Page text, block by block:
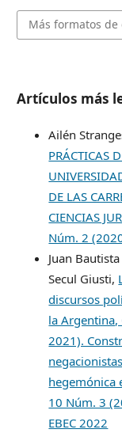
Más formatos de
Artículos más
Ailén
PRÁCTICAS
DE LAS
CIENCIAS
Núm. 2
Juan
Secul Giusti,
discursos
la
2021).
hegemónica
10 Núm. 3
EBEC 2022